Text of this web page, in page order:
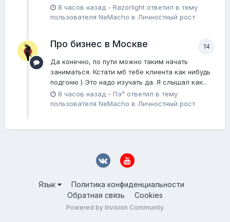
8 часов назад - Razorlight ответил в тему
пользователя NeMacho в Личностный рост
14
Про бизнес в Москве
Да конечно, по пути можно таким начать
заниматься. Кстати мб тебе клиента как нибудь
подгоню ) Это надо изучать да. Я слышал как...
8 часов назад - Пэ^ ответил в тему
пользователя NeMacho в Личностный рост
Язык
Политика конфиденциальности
Обратная связь
Cookies
Powered by Invision Community